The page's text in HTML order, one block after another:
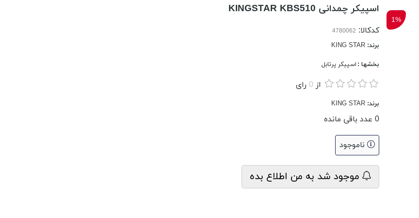
1%
اسپیکر چمدانی KINGSTAR KBS510
کدکالا:
برند:KING STAR
بخشها : اسپیکر پرتابل
از 0 رای
برند:KING STAR
0 عدد باقی مانده
ناموجود
موجود شد به من اطلاع بده